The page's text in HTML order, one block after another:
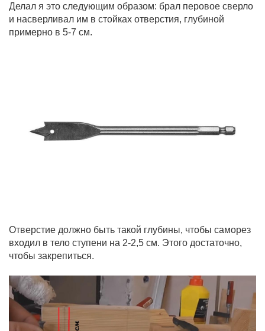
Делал я это следующим образом: брал перовое сверло
и насверливал им в стойках отверстия, глубиной
примерно в 5-7 см.
Отверстие должно быть такой глубины, чтобы саморез
входил в тело ступени на 2-2,5 см. Этого достаточно,
чтобы закрепиться.